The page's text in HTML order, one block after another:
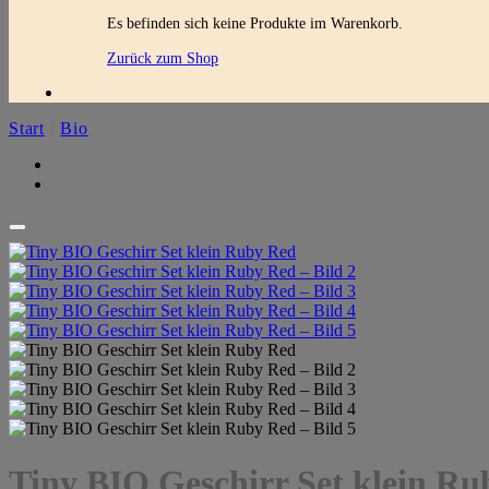
Es befinden sich keine Produkte im Warenkorb.
Zurück zum Shop
Start Bio